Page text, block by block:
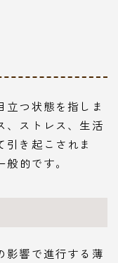
立つ状態を指しま
、ストレス、生活
引き起こされま
的です。
影響で進行する薄